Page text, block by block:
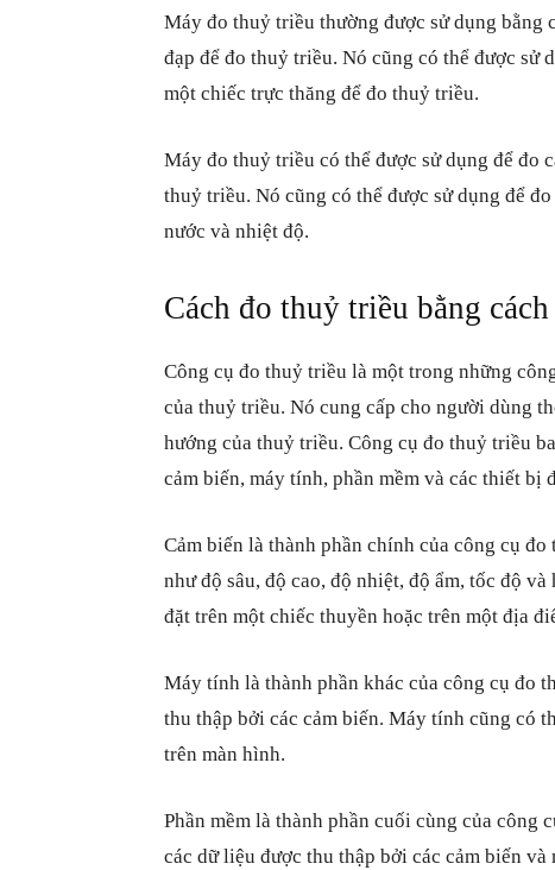
Máy đo thuỷ triều thường được sử dụng bằng
đạp để đo thuỷ triều. Nó cũng có thể được sử
một chiếc trực thăng để đo thuỷ triều.
Máy đo thuỷ triều có thể được sử dụng để đo
thuỷ triều. Nó cũng có thể được sử dụng để
nước và nhiệt độ.
Cách đo thuỷ triều bằng
Công cụ đo thuỷ triều là một trong những
của thuỷ triều. Nó cung cấp cho người dùng
hướng của thuỷ triều. Công cụ đo thuỷ triều
cảm biến, máy tính, phần mềm và các thiết bị
Cảm biến là thành phần chính của công cụ
như độ sâu, độ cao, độ nhiệt, độ ẩm, tốc độ
đặt trên một chiếc thuyền hoặc trên một địa
Máy tính là thành phần khác của công cụ đo
thu thập bởi các cảm biến. Máy tính cũng có
trên màn hình.
Phần mềm là thành phần cuối cùng của công
các dữ liệu được thu thập bởi các cảm biến